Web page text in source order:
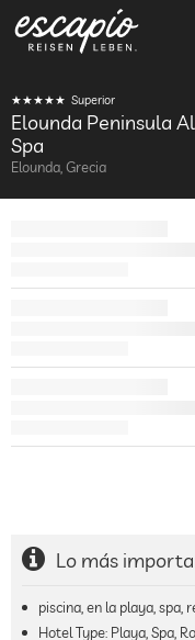
Superior
Elounda Peninsula
Spa
Elounda, Grecia
Lo más
piscina, en la playa,
Hotel Type: Playa, Spa,